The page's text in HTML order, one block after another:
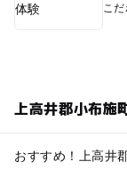
こ
上高井郡小布施
おすすめ！上高井